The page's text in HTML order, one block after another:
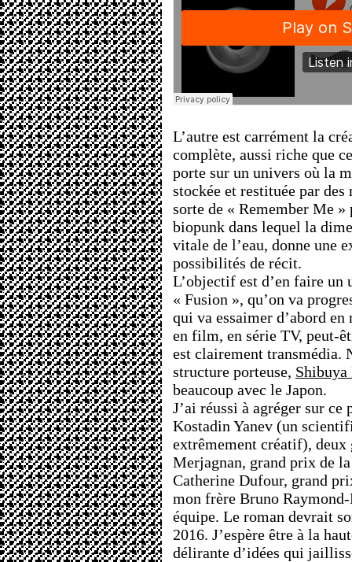
L’autre est carrément la
complète, aussi riche que
porte sur un univers où la
stockée et restituée par des
sorte de « Remember Me
biopunk dans lequel la
vitale de l’eau, donne une
possibilités de récit.
L’objectif est d’en faire
« Fusion », qu’on va
qui va essaimer d’abord
en film, en série TV, peut-
est clairement transmédia.
structure porteuse, Shibuya
beaucoup avec le Japon.
J’ai réussi à agréger sur ce
Kostadin Yanev (un
extrêmement créatif),
Merjagnan, grand prix de
Catherine Dufour, grand
mon frère Bruno
équipe. Le roman devrait
2016. J’espère être à la
délirante d’idées qui